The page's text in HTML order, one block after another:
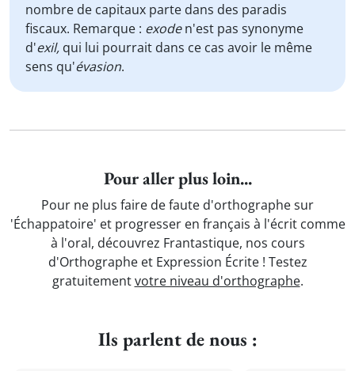
nombre de capitaux parte dans des paradis
fiscaux. Remarque : exoden'est pas synonyme
d'exil, qui lui pourrait dans ce cas avoir le même
sens qu'évasion.
Pour aller plus loin...
Pour ne plus faire de faute d'orthographe sur
'Échappatoire' et progresser en français à l'écrit comme
à l'oral, découvrez Frantastique, nos cours
d'Orthographe et Expression Écrite ! Testez
gratuitementvotre niveau d'orthographe.
Ils parlent de nous :